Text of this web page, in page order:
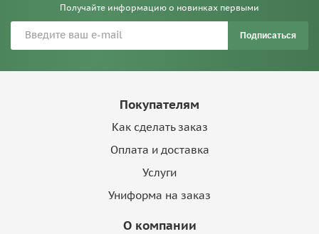
Получайте информацию о новинках первыми
Подписаться
Покупателям
Как сделать заказ
Оплата и доставка
Услуги
Униформа на заказ
О компании